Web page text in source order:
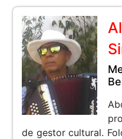
de gestor cultural.